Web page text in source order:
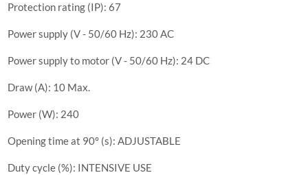
Protection rating (IP): 67
Power supply (V - 50/60 Hz): 230 AC
Power supply to motor (V - 50/60 Hz): 24 DC
Draw (A): 10 Max.
Power (W): 240
Opening time at 90° (s): ADJUSTABLE
Duty cycle (%): INTENSIVE USE